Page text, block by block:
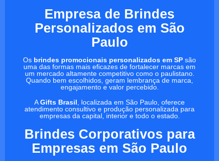
Empresa de Brindes
Personalizados em São
Paulo
Os brindes promocionais personalizados em SP são
uma das formas mais eficazes de fortalecer marcas em
um mercado altamente competitivo como o paulistano.
Quando bem escolhidos, geram lembrança de marca,
engajamento e valor percebido.
AGifts Brasil , localizada em São Paulo, oferece
atendimento consultivo e produção personalizada para
empresas da capital, interior e todo o estado.
Brindes Corporativos para
Empresas em São Paulo